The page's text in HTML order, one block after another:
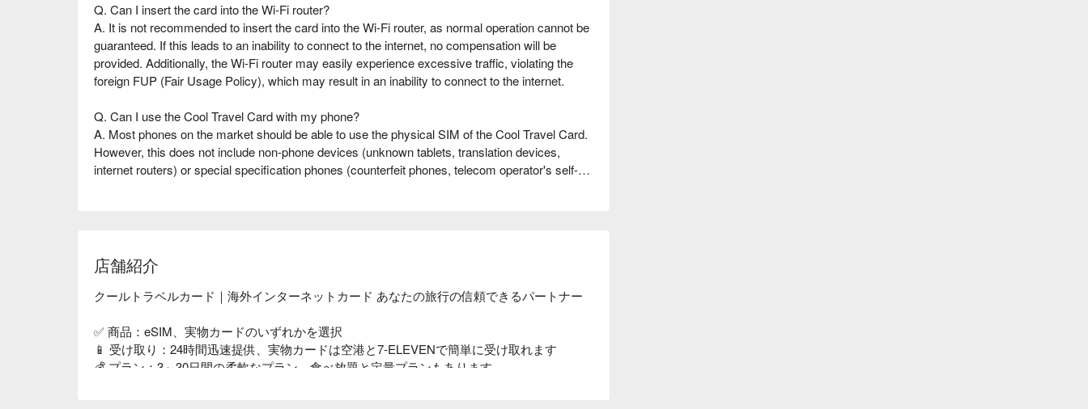
Q. Can I insert the card into the Wi-Fi router?
A. It is not recommended to insert the card into the Wi-Fi router, as normal operation cannot be
guaranteed. If this leads to an inability to connect to the internet, no compensation will be
provided. Additionally, the Wi-Fi router may easily experience excessive traffic, violating the
foreign FUP (Fair Usage Policy), which may result in an inability to connect to the internet.
Q. Can I use the Cool Travel Card with my phone?
A. Most phones on the market should be able to use the physical SIM of the Cool Travel Card.
However, this does not include non-phone devices (unknown tablets, translation devices,
internet routers) or special specification phones (counterfeit phones, telecom operator's self-
Q. Can I use the Cool Travel Card in a dual SIM phone?
A. Yes. Please insert the Cool Travel Card into SIM1 (slot 1) and clear SIM2 (slot 2). After
Q. Can I make phone calls with the Cool Travel Card?
A. The Cool Travel Card only provides internet connection functionality and cannot be used to
店舗紹介
クールトラベルカード｜海外インターネットカード あなたの旅行の信頼できるパートナー
✅ 商品：eSIM、実物カードのいずれかを選択
📱 受け取り：24時間迅速提供、実物カードは空港と7-ELEVENで簡単に受け取れます
💰 プラン：3～30日間の柔軟なプラン、食べ放題と定量プランもあります